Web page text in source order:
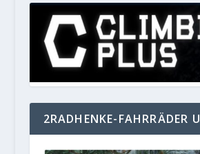
2RADHENKE-FAHRRÄDER